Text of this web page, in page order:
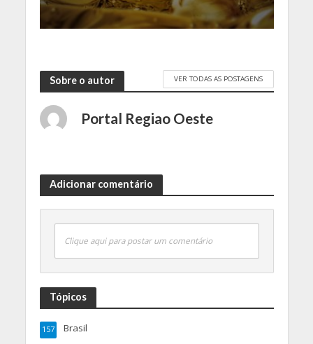
Sobre o autor VER TODAS AS POSTAGENS
Portal Regiao Oeste
Adicionar comentário
Clique aqui para postar um comentário
Tópicos
Brasil
157